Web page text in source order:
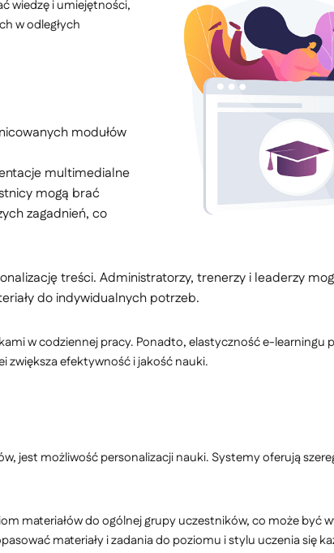
wiedzę i umiejętności,
w odległych
modułów
multimedialne
mogą brać
zagadnień, co
treści. Administratorzy, trenerzy i leaderzy
do indywidualnych potrzeb.
w codziennej pracy. Ponadto, elastyczność e-learningu
zwiększa efektywność i jakość nauki.
jest możliwość personalizacji nauki. Systemy oferują
do ogólnej grupy uczestników, co może być
materiały i zadania do poziomu i stylu uczenia się